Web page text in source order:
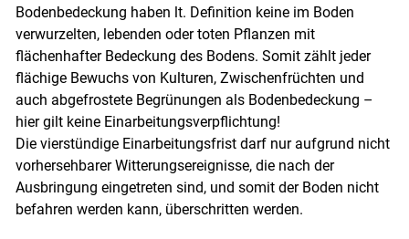
Skip to main content
Bodenbedeckung haben lt. Definition keine im Boden
verwurzelten, lebenden oder toten Pflanzen mit
flächenhafter Bedeckung des Bodens. Somit zählt jeder
flächige Bewuchs von Kulturen, Zwischenfrüchten und
auch abgefrostete Begrünungen als Bodenbedeckung –
hier gilt keine Einarbeitungsverpflichtung!
Die vierstündige Einarbeitungsfrist darf nur aufgrund nicht
vorhersehbarer Witterungsereignisse, die nach der
Ausbringung eingetreten sind, und somit der Boden nicht
befahren werden kann, überschritten werden.